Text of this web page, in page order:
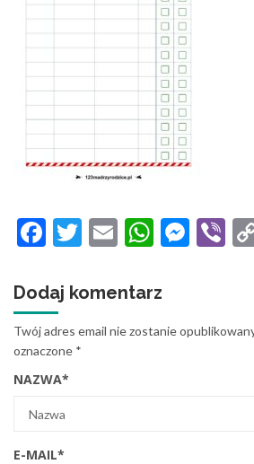
Facebook
Twitter
Email
Dodaj komentarz
Twój adres email nie zostanie
oznaczone *
NAZWA*
E-MAIL*